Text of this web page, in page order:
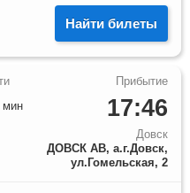
Найти билеты
17:46
Довск
ДОВСК АВ, а.г.Довск,
ул.Гомельская, 2
мин